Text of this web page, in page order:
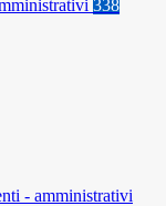
338
- amministrativi